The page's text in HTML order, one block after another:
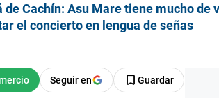
Cachín: Asu Mare tiene mucho de
el concierto en lengua de señas
Seguir en Guardar